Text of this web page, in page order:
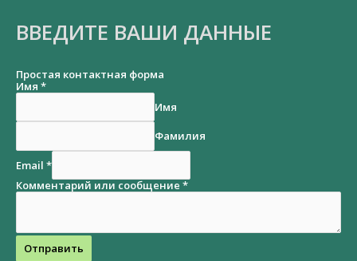
ВВЕДИТЕ ВАШИ ДАННЫЕ
Простая контактная форма
Имя *
Имя
Фамилия
Email *
Комментарий или сообщение *
Отправить